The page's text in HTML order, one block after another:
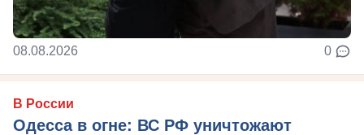
08.08.2026 0
В России
Одесса в огне: ВС РФ уничтожают